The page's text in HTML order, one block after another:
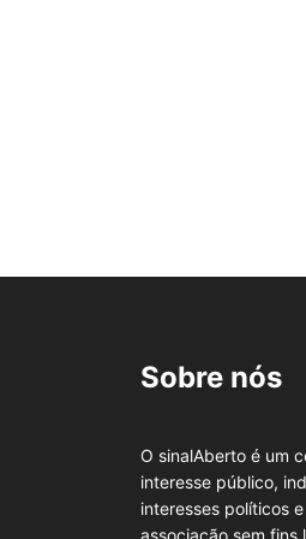
Sobre nós
O sinalAberto é um
interesse público,
interesses políticos